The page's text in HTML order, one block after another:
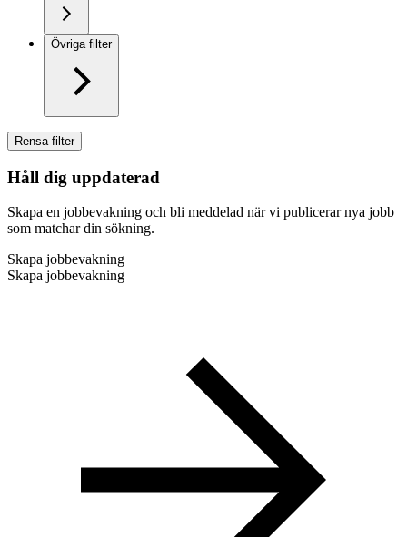
Övriga filter
Rensa filter
Håll dig uppdaterad
Skapa en jobbevakning och bli meddelad när vi publicerar nya jobb
som matchar din sökning.
Skapa jobbevakning
Skapa jobbevakning